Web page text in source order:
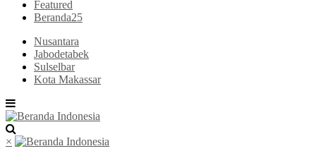
Featured
Beranda25
Nusantara
Jabodetabek
Sulselbar
Kota Makassar
×